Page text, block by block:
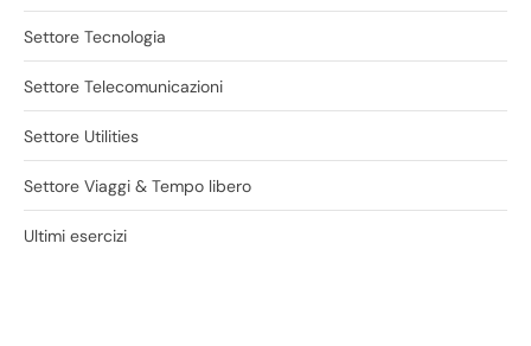
Settore Tecnologia
Settore Telecomunicazioni
Settore Utilities
Settore Viaggi & Tempo libero
Ultimi esercizi